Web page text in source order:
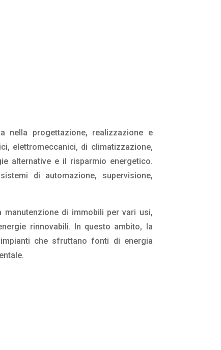
nella progettazione, realizzazione e
elettromeccanici, di climatizzazione,
alternative e il risparmio energetico.
di automazione, supervisione,
di immobili per vari usi,
rinnovabili. In questo ambito, la
che sfruttano fonti di energia